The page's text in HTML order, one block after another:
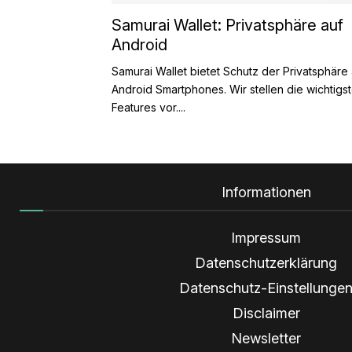
Samurai Wallet: Privatsphäre auf
Android
Samurai Wallet bietet Schutz der Privatsphäre
Android Smartphones. Wir stellen die
Features vor....
Informationen
Impressum
Datenschutzerklärung
Datenschutz-Einstellungen
Disclaimer
Newsletter